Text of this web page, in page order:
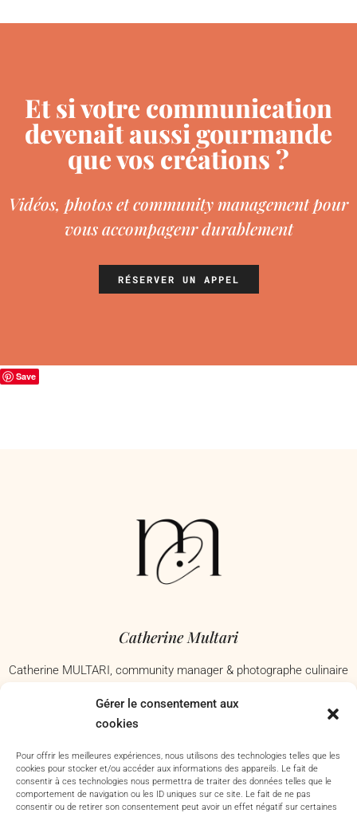
Gérer le consentement aux
cookies
Pour offrir les meilleures expériences, nous utilisons des technologies telles que les
cookies pour stocker et/ou accéder aux informations des appareils. Le fait de
consentir à ces technologies nous permettra de traiter des données telles que le
comportement de navigation ou les ID uniques sur ce site. Le fait de ne pas
consentir ou de retirer son consentement peut avoir un effet négatif sur certaines
Et si votre communication
devenait aussi gourmande
que vos créations ?
Vidéos, photos et community management pour
vous accompagenr durablement
RÉSERVER UN APPEL
Save
Catherine Multari
Catherine MULTARI, community manager & photographe culinaire
culinaires à mettre en valeur avec passion leur savoir-faire. Basée
dans les Alpes-Maritimes – Je me déplace à Antibes, Nice,
Cannes, Grasse, Toulon, Aix-en-Provence et dans tout le Var.